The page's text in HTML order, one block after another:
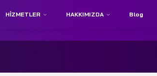
HIZMETLER HAKKIMIZDA Blog